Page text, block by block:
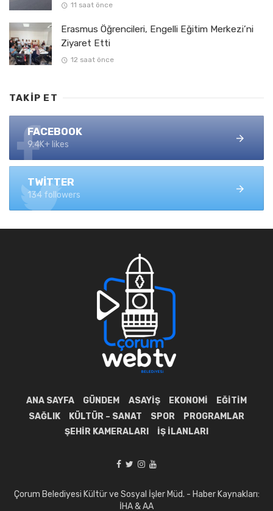
11 saat önce
Erasmus Öğrencileri, Engelli Eğitim Merkezi’ni
Ziyaret Etti
12 saat önce
TAKIP ET
FACEBOOK
9.4K+ likes
TWITTER
134 followers
ANA SAYFA GÜNDEM ASAYIŞ EKONOMI
EĞITIM
SAĞLIK
KÜLTÜR – SANAT SPOR
PROGRAMLAR
ŞEHIR KAMERALARI
İŞ İLANLARI
Çorum Belediyesi Kültür ve Sosyal İşler Müd. - Haber Kaynakları:
İHA & AA